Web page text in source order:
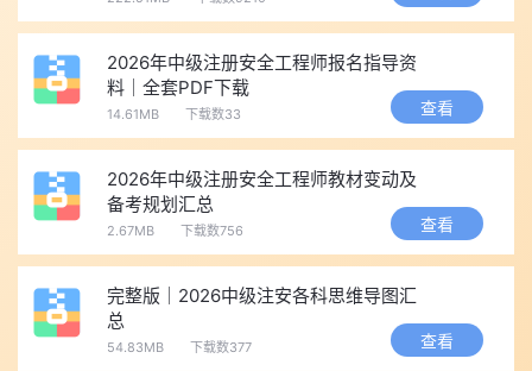
2026年中级注册安全工程师报名指导资
料｜全套PDF下载
14.61MB 下载数33 查看
2026年中级注册安全工程师教材变动及
备考规划汇总
2.67MB 下载数756 查看
完整版｜2026中级注安各科思维导图汇
总
54.83MB 下载数377 查看